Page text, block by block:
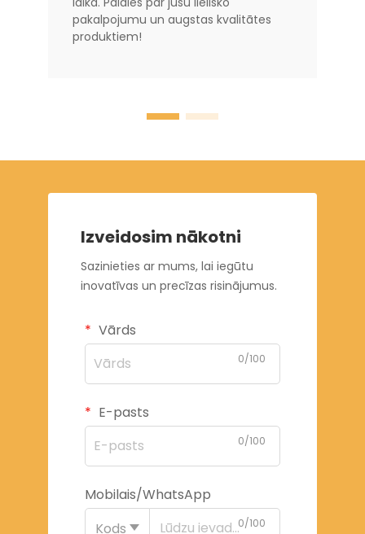
pakalpojumu un augstas kvalitātes
produktiem!
Izveidosim nākotni
Sazinieties ar mums, lai iegūtu
inovatīvas un precīzas risinājumus.
Vārds
0/100
E-pasts
0/100
Mobilais/WhatsApp
Kods
0/100